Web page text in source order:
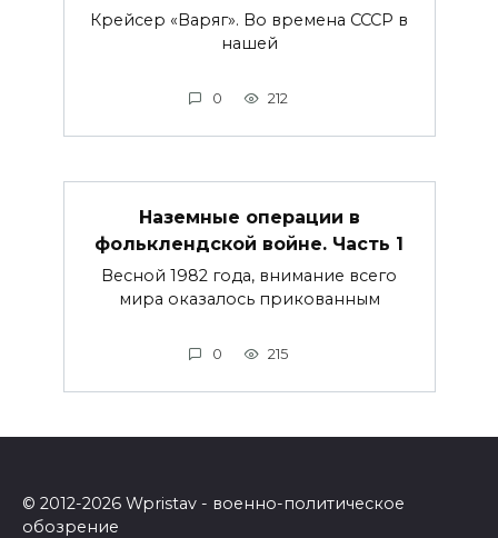
Крейсер «Варяг». Во времена СССР в
нашей
0 212
Наземные операции в
фольклендской войне. Часть 1
Весной 1982 года, внимание всего
мира оказалось прикованным
0 215
© 2012-2026 Wpristav - военно-политическое
обозрение